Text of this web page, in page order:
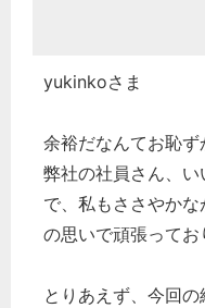
yukinkoさま
余裕だなんてお恥ず
弊社の社員さん、
で、私もささやか
の思いで頑張ってお
とりあえず、今回の